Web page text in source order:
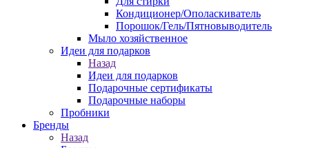
Кондиционер/Ополаскиватель
Порошок/Гель/Пятновыводитель
Мыло хозяйственное
Идеи для подарков
Назад
Идеи для подарков
Подарочные сертификаты
Подарочные наборы
Пробники
Бренды
Назад